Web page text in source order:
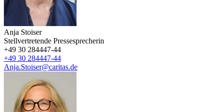
Anja Stoiser
Stellvertretende Pressesprecherin
+49 30 284447-44
+49 30 284447-44
Anja.Stoiser@caritas.de